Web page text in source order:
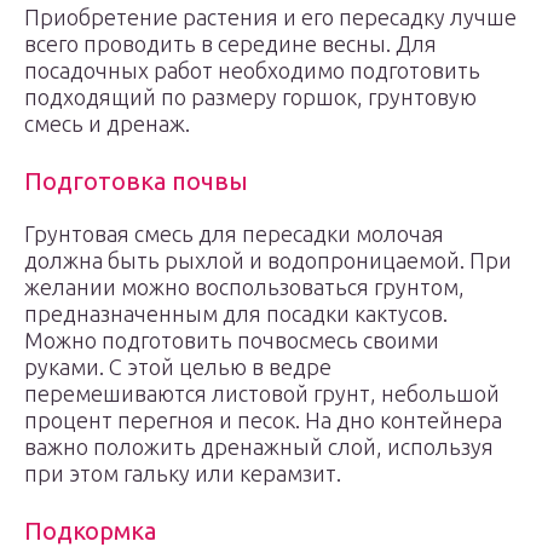
Приобретение растения и его пересадку лучше
всего проводить в середине весны. Для
посадочных работ необходимо подготовить
подходящий по размеру горшок, грунтовую
смесь и дренаж.
Подготовка почвы
Грунтовая смесь для пересадки молочая
должна быть рыхлой и водопроницаемой. При
желании можно воспользоваться грунтом,
предназначенным для посадки кактусов.
Можно подготовить почвосмесь своими
руками. С этой целью в ведре
перемешиваются листовой грунт, небольшой
процент перегноя и песок. На дно контейнера
важно положить дренажный слой, используя
при этом гальку или керамзит.
Подкормка